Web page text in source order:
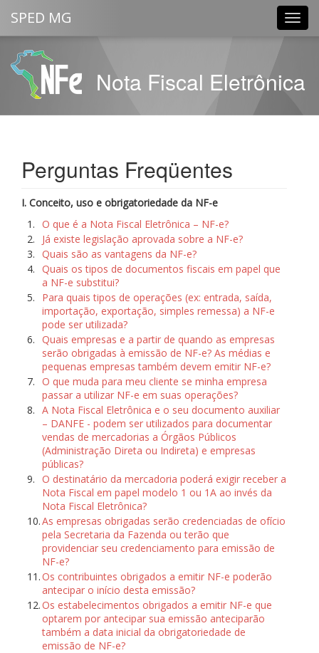
SPED MG
Nota Fiscal Eletrônica
Perguntas Freqüentes
I. Conceito, uso e obrigatoriedade da NF-e
1. O que é a Nota Fiscal Eletrônica – NF-e?
2.
Já existe legislação aprovada sobre a NF-e?
3. Quais são as vantagens da NF-e?
4. Quais os tipos de documentos fiscais em papel que
a NF-e substitui?
5.
Para quais tipos de operações (ex: entrada, saída,
importação, exportação, simples remessa) a NF-e
pode ser utilizada?
6. Quais empresas e a partir de quando as empresas
serão obrigadas à emissão de NF-e? As médias e
pequenas empresas também devem emitir NF-e?
7. O que muda para meu cliente se minha empresa
passar a utilizar NF-e em suas operações?
8. A Nota Fiscal Eletrônica e o seu documento auxiliar
– DANFE - podem ser utilizados para documentar
vendas de mercadorias a Órgãos Públicos
(Administração Direta ou Indireta) e empresas
públicas?
9. O destinatário da mercadoria poderá exigir receber a
Nota Fiscal em papel modelo 1 ou 1A ao invés da
Nota Fiscal Eletrônica?
10.As empresas obrigadas serão credenciadas de ofício
pela Secretaria da Fazenda ou terão que
providenciar seu credenciamento para emissão de
NF-e?
11.Os contribuintes obrigados a emitir NF-e poderão
antecipar o início desta emissão?
12.Os estabelecimentos obrigados a emitir NF-e que
optarem por antecipar sua emissão anteciparão
também a data inicial da obrigatoriedade de
emissão de NF-e?